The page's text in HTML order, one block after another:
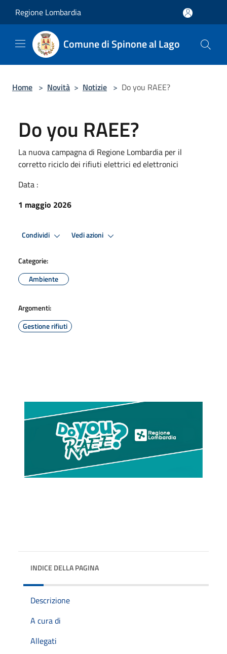
Regione Lombardia
Comune di Spinone al Lago
Home > Novità > Notizie > Do you RAEE?
Do you RAEE?
La nuova campagna di Regione Lombardia per il
corretto riciclo dei rifiuti elettrici ed elettronici
Data :
1 maggio 2026
Condividi Vedi azioni
Categorie:
Ambiente
Argomenti:
Gestione rifiuti
INDICE DELLA PAGINA
Descrizione
A cura di
Allegati